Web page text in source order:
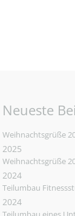
Neueste
Weihnachtsgrüße
2025
Weihnachtsgrüße
2024
Teilumbau
2024